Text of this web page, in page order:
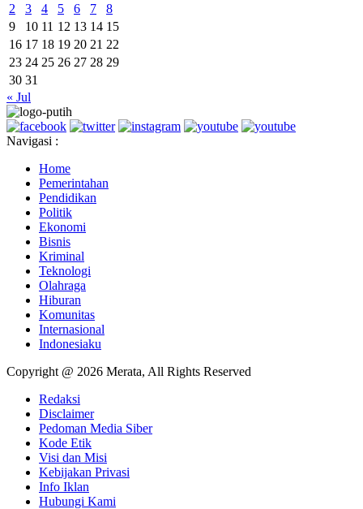
2
3 4 5 6 7
8
9
10 11 12 13 14 15
16 17 18 19 20 21 22
23 24 25 26 27 28 29
30 31
« Jul
Navigasi :
Home
Pemerintahan
Pendidikan
Politik
Ekonomi
Bisnis
Kriminal
Teknologi
Olahraga
Hiburan
Komunitas
Internasional
Indonesiaku
Copyright @ 2026 Merata, All Rights Reserved
Redaksi
Disclaimer
Pedoman Media Siber
Kode Etik
Visi dan Misi
Kebijakan Privasi
Info Iklan
Hubungi Kami